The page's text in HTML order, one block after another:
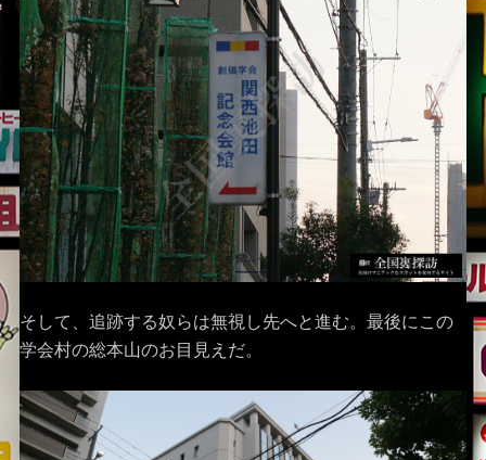
そして、追跡する奴らは無視し先へと進む。最後にこの
学会村の総本山のお目見えだ。